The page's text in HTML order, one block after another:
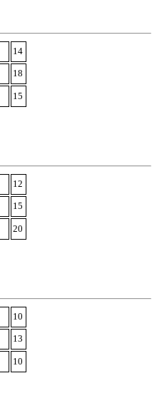
14
18
15
12
15
20
10
13
10